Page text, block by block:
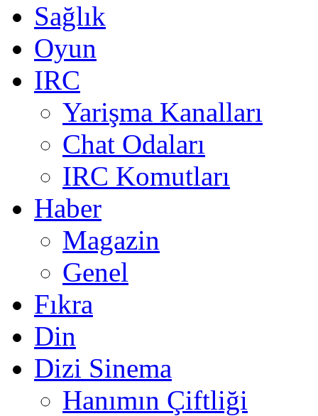
Sağlık
Oyun
IRC
Yarişma Kanalları
Chat Odaları
IRC Komutları
Haber
Magazin
Genel
Fıkra
Din
Dizi Sinema
Hanımın Çiftliği